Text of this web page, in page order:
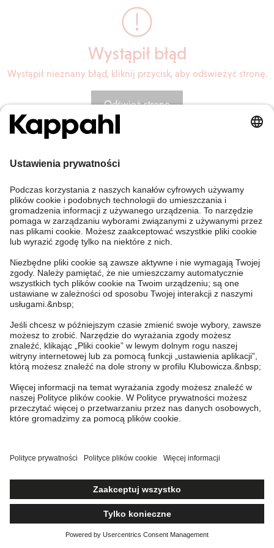
Wystąpił błąd
Wystąpił nieznany błąd, kliknij przycisk, aby odświeżyć stronę.
Odśwież stronę